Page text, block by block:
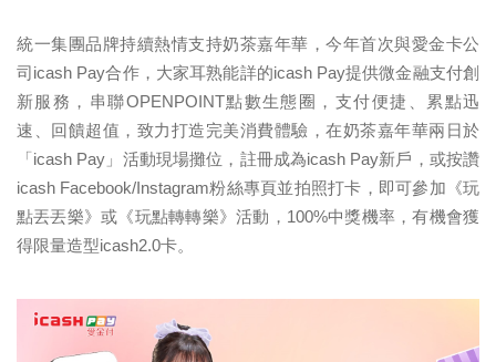
統一集團品牌持續熱情支持奶茶嘉年華，今年首次與愛金卡公
司icash Pay合作，大家耳熟能詳的icash Pay提供微金融支付創
新服務，串聯OPENPOINT點數生態圈，支付便捷、累點迅
速、回饋超值，致力打造完美消費體驗，在奶茶嘉年華兩日於
「icash Pay」活動現場攤位，註冊成為icash Pay新戶，或按讚
icash Facebook/Instagram粉絲專頁並拍照打卡，即可參加《玩
點丟丟樂》或《玩點轉轉樂》活動，100%中獎機率，有機會獲
得限量造型icash2.0卡。